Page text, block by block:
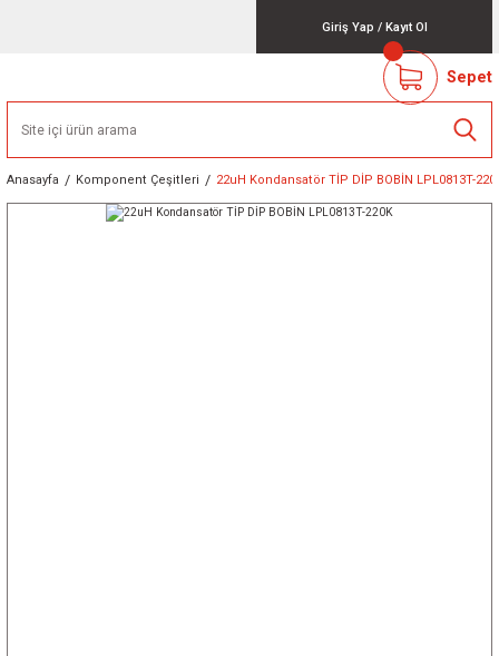
Giriş Yap / Kayıt Ol
Sepet
Anasayfa Komponent Çeşitleri 22uH Kondansatör TİP DİP BOBİN LPL0813T-